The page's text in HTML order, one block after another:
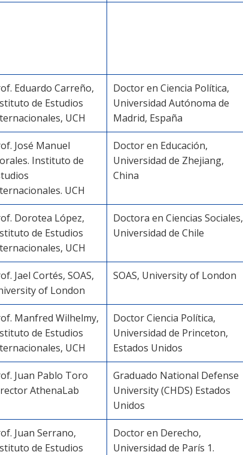
Eduardo Carreño,
de Estudios
UCH
Doctor en Ciencia Política,
Universidad Autónoma de
Madrid, España
José Manuel
Instituto de
UCH
Doctor en Educación,
Universidad de Zhejiang,
China
Dorotea López,
de Estudios
UCH
Doctora en Ciencias Sociales,
Universidad de Chile
Jael Cortés, SOAS,
of London
SOAS, University of London
Manfred Wilhelmy,
de Estudios
UCH
Doctor Ciencia Política,
Universidad de Princeton,
Estados Unidos
Juan Pablo Toro
AthenaLab
Graduado National Defense
University (CHDS) Estados
Unidos
Juan Serrano,
de Estudios
Doctor en Derecho,
Universidad de París 1.